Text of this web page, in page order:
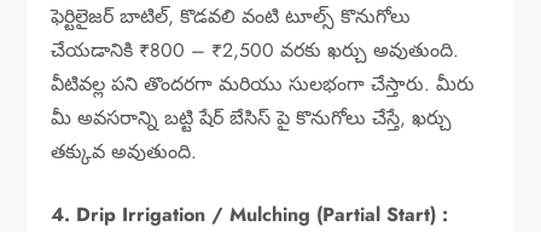
ఫెర్టిలైజర్ బాటిల్, కొడవలి వంటి టూల్స్ కొనుగోలు
చేయడానికి ₹800 – ₹2,500 వరకు ఖర్చు అవుతుంది.
వీటివల్ల పని తొందరగా మరియు సులభంగా చేస్తారు. మీరు
మీ అవసరాన్ని బట్టి షేర్ బేసిస్‌ పై కొనుగోలు చేస్తే, ఖర్చు
తక్కువ అవుతుంది.
4. Drip Irrigation / Mulching (Partial Start) :